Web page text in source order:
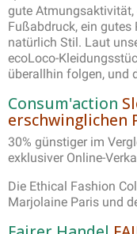
gute
Fußabdruck, ein gutes
natürlich Stil. Laut
ecoLoco-
überallhin folgen, und
Consum'action
erschwinglichen
30% günstiger im
exklusiver Online-
Die Ethical Fashion
Marjolaine Paris und